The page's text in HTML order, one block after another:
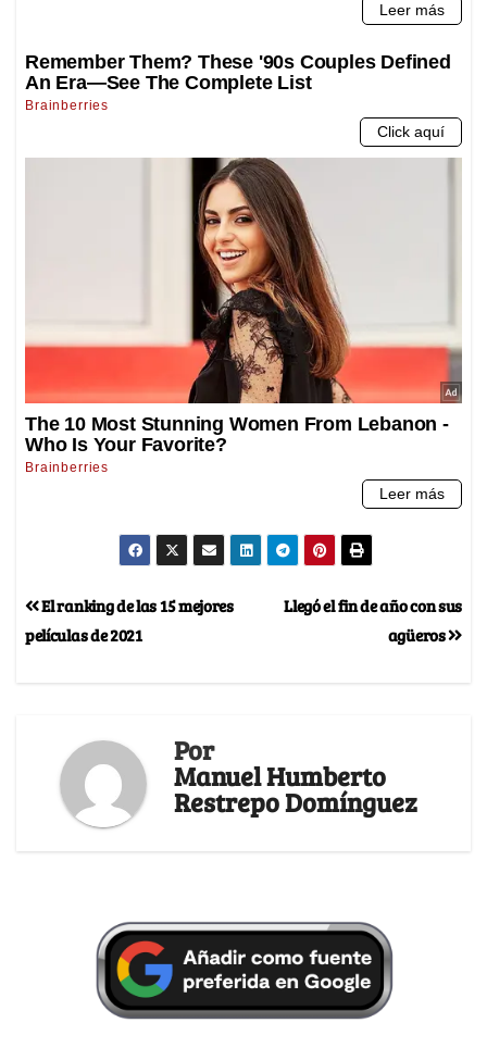
Llegó el fin de año con sus
agüeros
El ranking de las 15 mejores
películas de 2021
Por
Manuel Humberto
Restrepo Domínguez